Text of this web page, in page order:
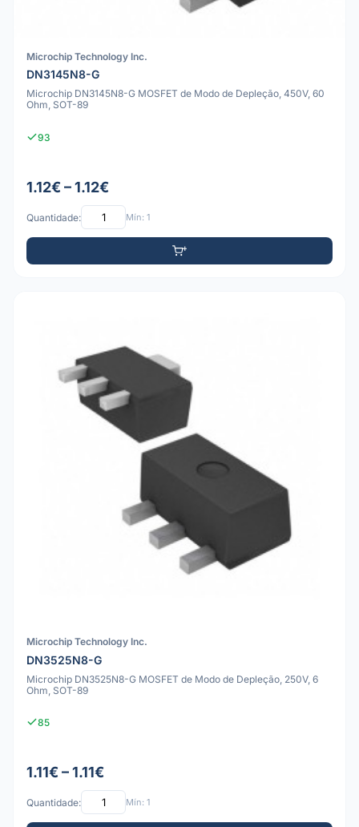
Microchip Technology Inc.
DN3145N8-G
Microchip DN3145N8-G MOSFET de Modo de Depleção, 450V, 60
Ohm, SOT-89
93
1.12€ – 1.12€
Quantidade: Mín: 1
Microchip Technology Inc.
DN3525N8-G
Microchip DN3525N8-G MOSFET de Modo de Depleção, 250V, 6
Ohm, SOT-89
85
1.11€ – 1.11€
Quantidade: Mín: 1